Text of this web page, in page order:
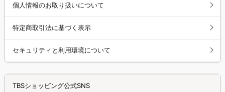
個人情報のお取り扱いについて
特定商取引法に基づく表示
セキュリティと利用環境について
TBSショッピング公式SNS